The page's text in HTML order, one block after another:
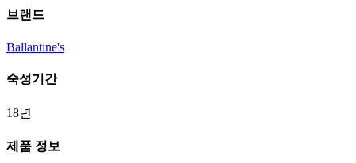
브랜드
Ballantine's
숙성기간
18년
제품 정보